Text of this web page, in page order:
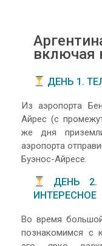
включая
ДЕНЬ 1.
Из аэропорта
Айрес (с
же дня
аэропорта
Буэнос-Айресе.
ДЕНЬ 2.
ИНТЕРЕСНОЕ
Во время
познакомимся с